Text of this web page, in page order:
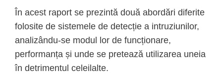
În acest raport se prezintă două abordări diferite
folosite de sistemele de detecție a intruziunilor,
analizându-se modul lor de funcționare,
performanța și unde se pretează utilizarea uneia
în detrimentul celeilalte.